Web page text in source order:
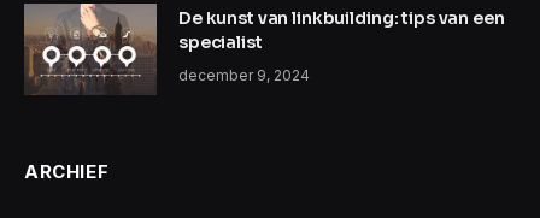
De kunst van linkbuilding: tips van een
specialist
december 9, 2024
ARCHIEF